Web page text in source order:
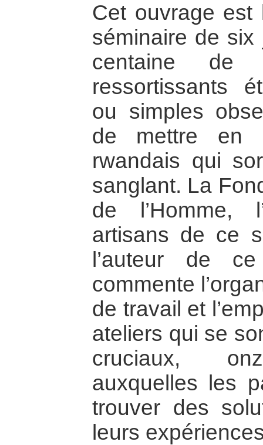
Cet ouvrage est
séminaire de
centaine de
ressortissants
ou simples
de mettre en
rwandais qui
sanglant. La
de l’Homme,
artisans de ce
l’auteur de
commente
de travail et
ateliers qui se
cruciaux,
auxquelles les
trouver des
leurs